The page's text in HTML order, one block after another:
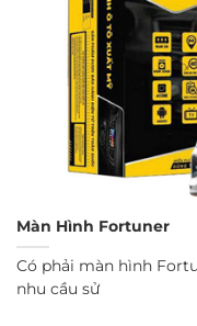
Màn Hình Fortuner
Có phải màn hình
nhu cầu sử